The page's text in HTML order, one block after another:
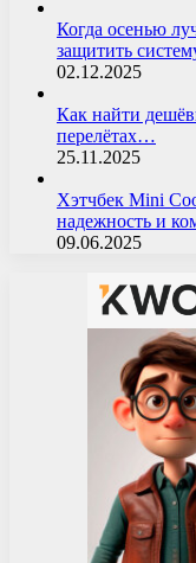
Когда осенью
защитить
02.12.2025
Как найти
перелётах…
25.11.2025
Хэтчбек Mini
надежность и
09.06.2025